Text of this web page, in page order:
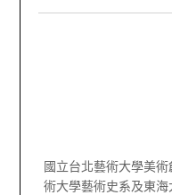
國立台北藝術大學美
術大學藝術史系及東